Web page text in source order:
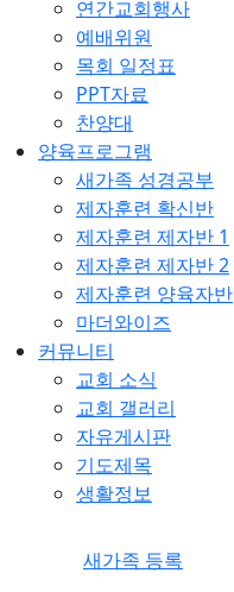
연간교회행사
예배위원
목회 일정표
PPT자료
찬양대
양육프로그램
새가족 성경공부
제자훈련 확신반
제자훈련 제자반 1
제자훈련 제자반 2
제자훈련 양육자반
마더와이즈
커뮤니티
교회 소식
교회 갤러리
자유게시판
기도제목
생활정보
새가족 등록